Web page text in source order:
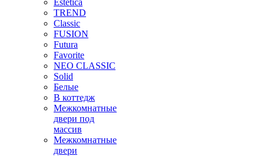
Estetica
TREND
Classic
FUSION
Futura
Favorite
NEO CLASSIC
Solid
Белые
В коттедж
Межкомнатные
двери под
массив
Межкомнатные
двери